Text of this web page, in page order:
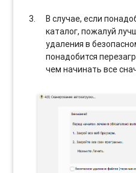
В случае, если
каталог, пожалуй
удаления в
понадобится
чем начинать все